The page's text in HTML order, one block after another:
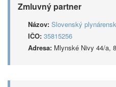
Zmluvný partner
Názov: Slovenský
IČO: 35815256
Adresa: Mlynské Nivy 44/a,